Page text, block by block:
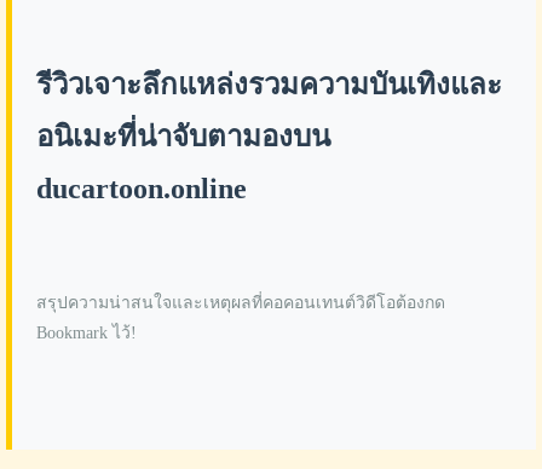
รีวิวเจาะลึกแหล่งรวมความบันเทิงและ
อนิเมะที่น่าจับตามองบน
ducartoon.online
สรุปความน่าสนใจและเหตุผลที่คอคอนเทนต์วิดีโอต้องกด
Bookmark ไว้!